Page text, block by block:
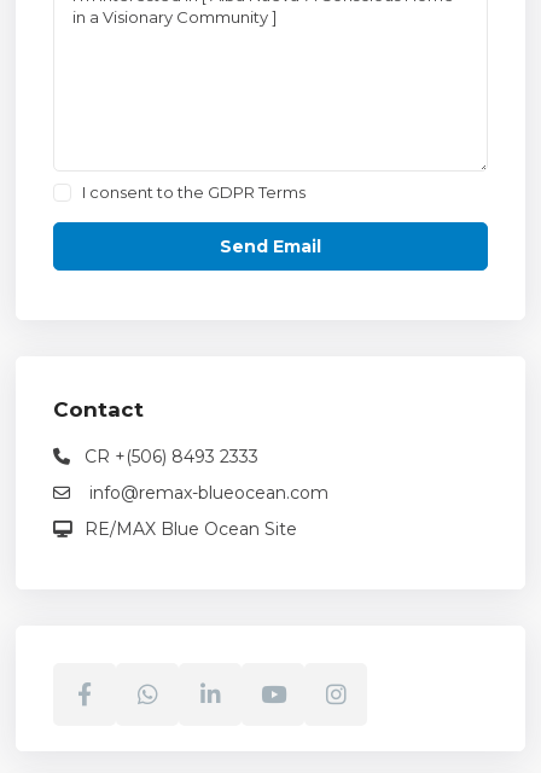
I consent to the GDPR Terms
Contact
CR +(506) 8493 2333
info@remax-blueocean.com
RE/MAX Blue Ocean Site